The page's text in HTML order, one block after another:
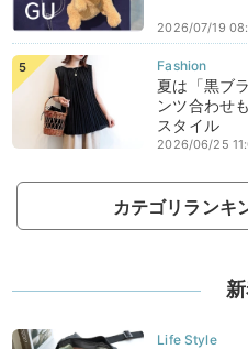
2026/07/19
夏は「黒ブ
ンツ合わせ
スタイル
2026/06/25
カテゴリランキ